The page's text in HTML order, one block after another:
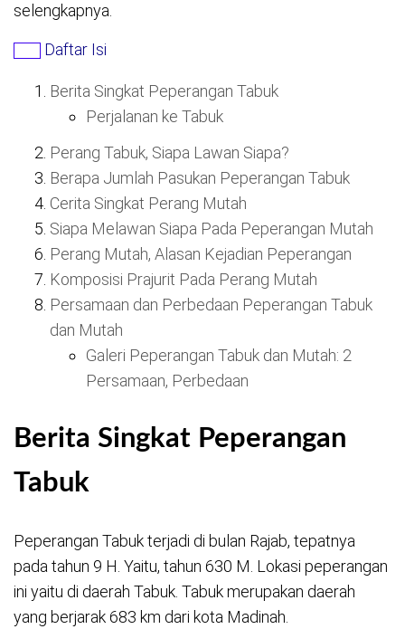
selengkapnya.
Daftar Isi
Berita Singkat Peperangan Tabuk
Perjalanan ke Tabuk
Perang Tabuk, Siapa Lawan Siapa?
Berapa Jumlah Pasukan Peperangan Tabuk
Cerita Singkat Perang Mutah
Siapa Melawan Siapa Pada Peperangan Mutah
Perang Mutah, Alasan Kejadian Peperangan
Komposisi Prajurit Pada Perang Mutah
Persamaan dan Perbedaan Peperangan Tabuk
dan Mutah
Galeri Peperangan Tabuk dan Mutah: 2
Persamaan, Perbedaan
Berita Singkat Peperangan
Tabuk
Peperangan Tabuk terjadi di bulan Rajab, tepatnya
pada tahun 9 H. Yaitu, tahun 630 M. Lokasi peperangan
ini yaitu di daerah Tabuk. Tabuk merupakan daerah
yang berjarak 683 km dari kota Madinah.